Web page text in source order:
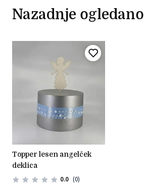
Nazadnje ogledano
topper lesen angelček
deklica
0.0 (0)